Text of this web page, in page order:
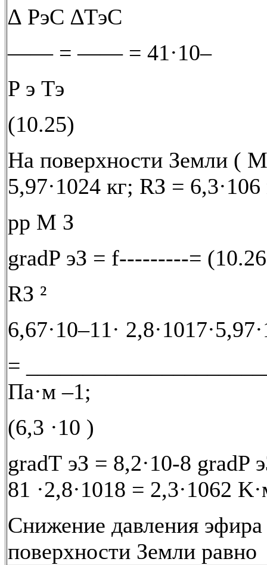
∆ PэC ∆ТэC
—— = —— = 41·10–
P э Тэ
(10.25)
На поверхности Земли (
5,97·1024 кг; RЗ =
рp M З
gradP эЗ = f---------=
RЗ ²
6,67·10–11·
=
Па·м –1;
(6,3 ·10 )
gradТ эЗ = 8,2·10-8 gradP
81 ·2,8·1018 = 2,3·1062
Снижение давления эфира
поверхности Земли равно